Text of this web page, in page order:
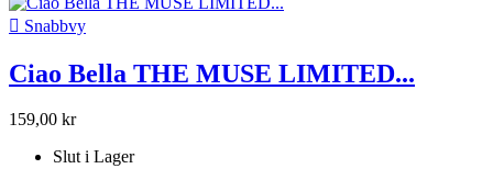
 Snabbvy
Ciao Bella THE MUSE LIMITED...
159,00 kr
Slut i Lager